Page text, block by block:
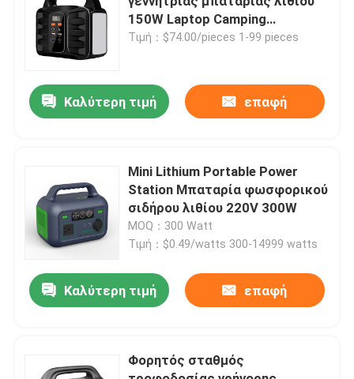
Βίντεο
Επισκέψεις στο εργοστάσιο
Έλεγχος ποιότητας
Επικοινωνήστε μαζί μας
Ειδήσεις
Lifepo4 Home Battery
150W Laptop Camping
έκτακτης ανάγκης
Τιμή：$74.00/pieces 1-99 pieces
Καλύτερη τιμή επαφή
Mini Lithium Portable Power
Station Μπαταρία φωσφορικού
σιδήρου λιθίου 220V 300W
MOQ：300 Watt
Τιμή：$0.49/watts 300-14999 watts
Καλύτερη τιμή επαφή
Φορητός σταθμός